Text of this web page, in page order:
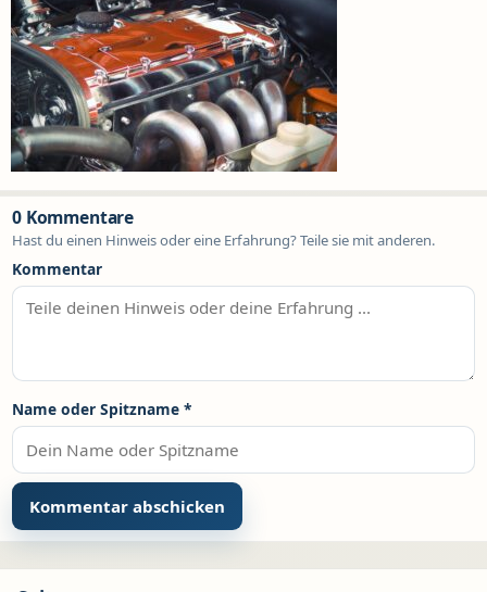
0 Kommentare
Hast du einen Hinweis oder eine Erfahrung? Teile sie mit anderen.
Kommentar
Name oder Spitzname *